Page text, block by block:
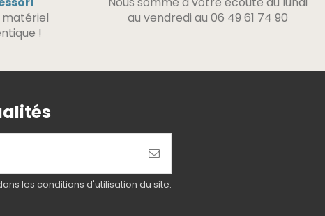
matériel
!
au vendredi au 06 49 61 74 90
les conditions d'utilisation du site.